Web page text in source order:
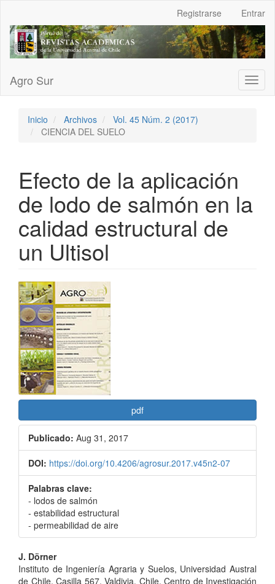
Contenido
principal
Barra
Registrarse Entrar
Agro Sur
Inicio Archivos
Vol. 45 Núm. 2 (2017)
CIENCIA DEL SUELO
Efecto de la aplicación
de lodo de salmón en la
calidad estructural de
un Ultisol
Barra
lateral
del
artículo
pdf
Publicado: Aug 31, 2017
DOI: https://doi.org/10.4206/agrosur.2017.v45n2-07
Palabras clave:
- lodos de salmón
- estabilidad estructural
- permeabilidad de aire
Contenido
J. Dörner
Instituto de Ingeniería Agraria y Suelos, Universidad Austral
de Chile. Casilla 567, Valdivia, Chile. Centro de Investigación